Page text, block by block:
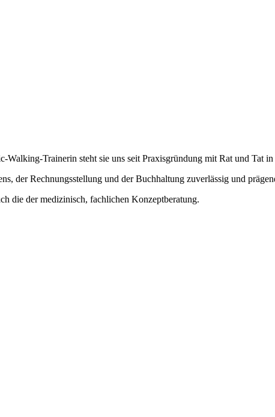
Trainerin steht sie uns seit Praxisgründung mit Rat und Tat
der Rechnungsstellung und der Buchhaltung zuverlässig und
die der medizinisch, fachlichen Konzeptberatung.